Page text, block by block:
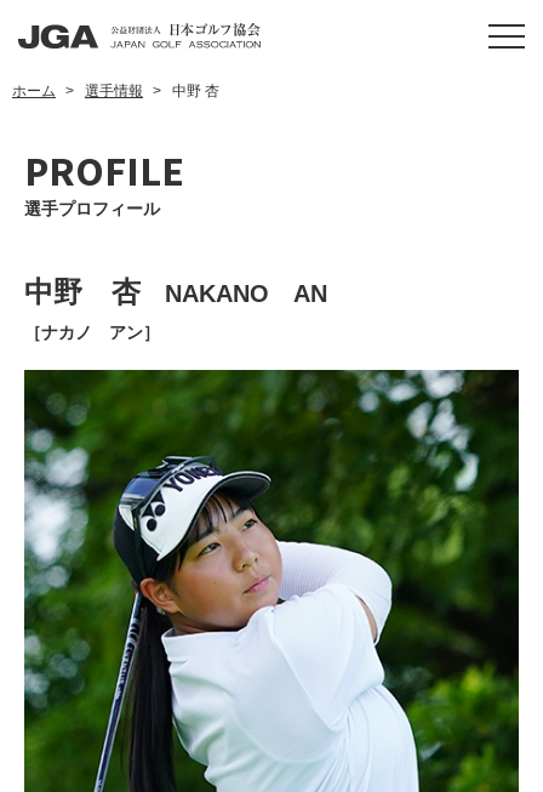
ホーム 選手情報 中野 杏
PROFILE
選手プロフィール
中野 杏 NAKANO AN
［ナカノ アン］